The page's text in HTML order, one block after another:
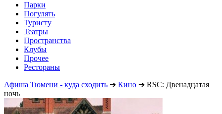
Парки
Погулять
Туристу
Театры
Пространства
Клубы
Прочее
Рестораны
Афиша Тюмени - куда сходить ➔ Кино ➔ RSC: Двенадцатая
ночь